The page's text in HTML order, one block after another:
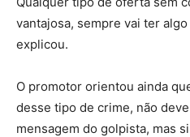
vantajosa, sempre vai ter
explicou.
O promotor orientou ainda
desse tipo de crime, não
mensagem do golpista, mas